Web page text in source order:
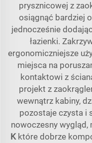
prysznicowej z
osiągnąć bardziej
jednocześnie
łazienki.
ergonomiczniejsze
miejsca na
kontaktowi z
projekt z
wewnątrz kabiny,
pozostaje czysta i
nowoczesny wygląd,
K które dobrze